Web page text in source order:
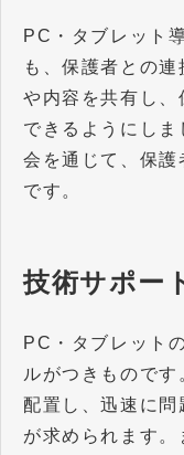
PC・タブレット
も、保護者との
や内容を共有し、
できるようにし
会を通じて、保護
です。
技術サポー
PC・タブレット
ルがつきもので
配置し、迅速に問
が求められます